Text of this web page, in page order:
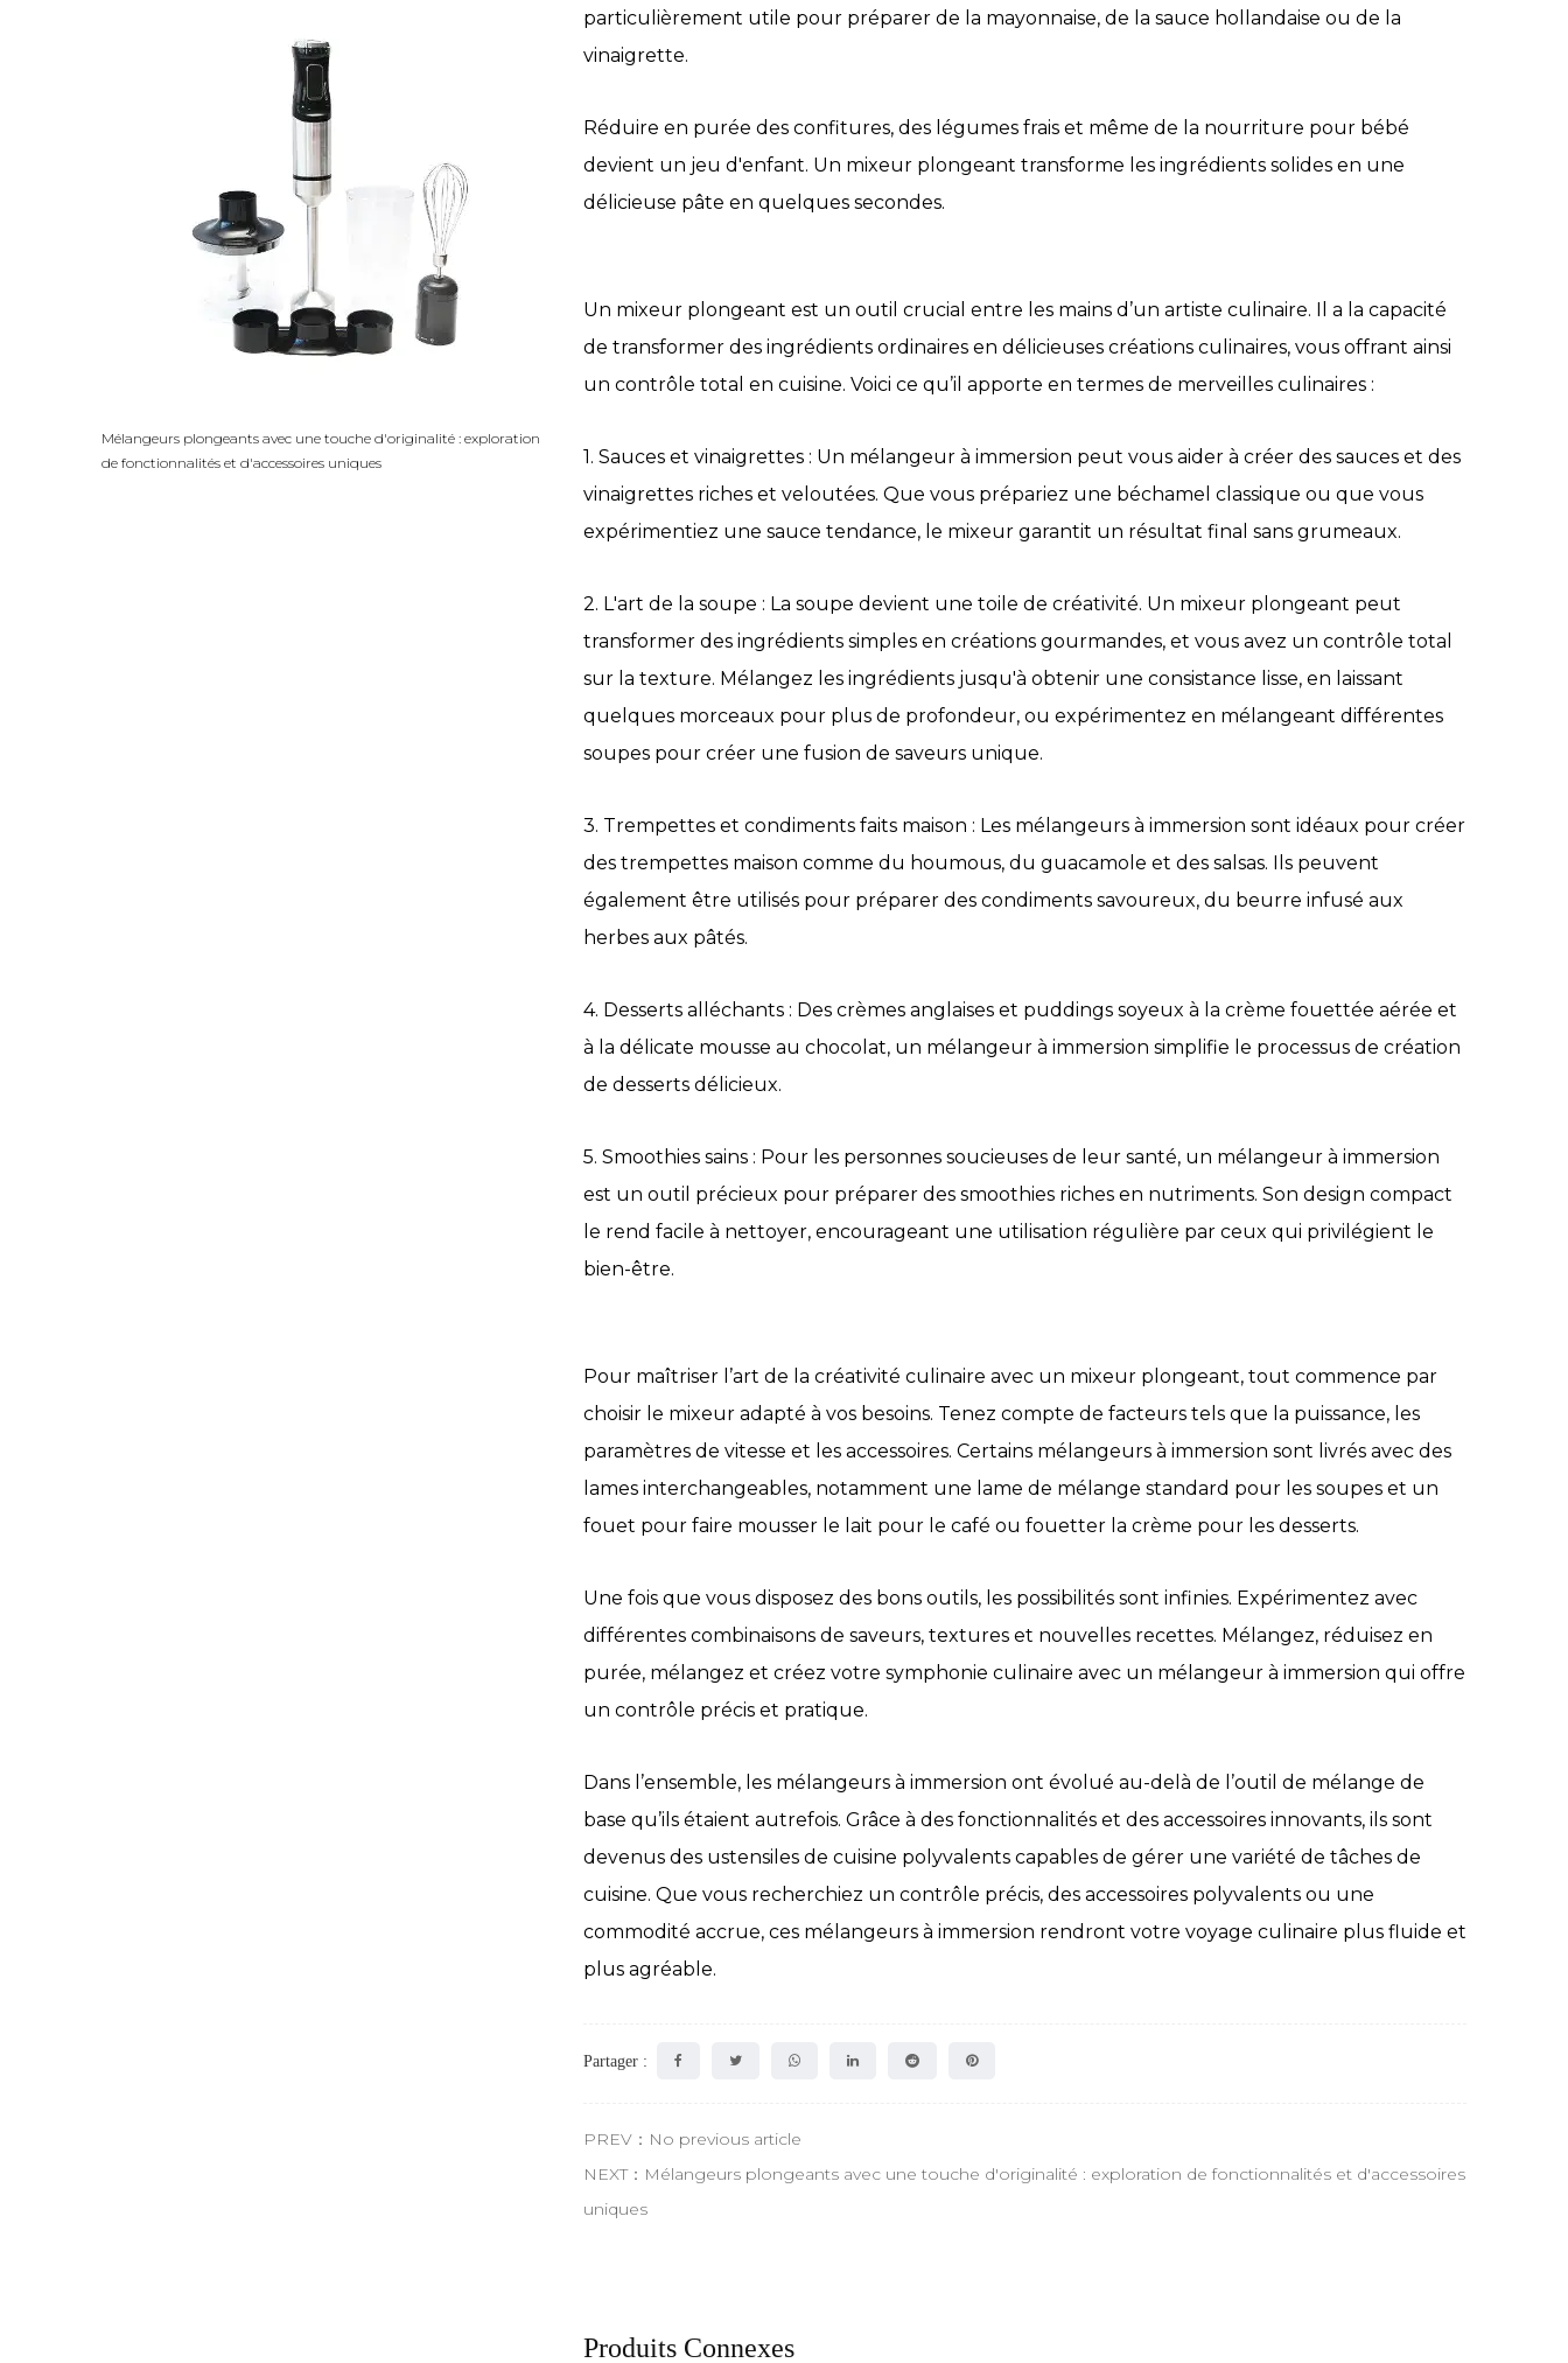
Mélangeurs plongeants avec une touche d'originalité : exploration
de fonctionnalités et d'accessoires uniques
particulièrement utile pour préparer de la mayonnaise, de la sauce hollandaise ou de la
vinaigrette.
Réduire en purée des confitures, des légumes frais et même de la nourriture pour bébé
devient un jeu d'enfant. Un mixeur plongeant transforme les ingrédients solides en une
délicieuse pâte en quelques secondes.
Un mixeur plongeant est un outil crucial entre les mains d’un artiste culinaire. Il a la capacité
de transformer des ingrédients ordinaires en délicieuses créations culinaires, vous offrant ainsi
un contrôle total en cuisine. Voici ce qu’il apporte en termes de merveilles culinaires :
1. Sauces et vinaigrettes : Un mélangeur à immersion peut vous aider à créer des sauces et des
vinaigrettes riches et veloutées. Que vous prépariez une béchamel classique ou que vous
expérimentiez une sauce tendance, le mixeur garantit un résultat final sans grumeaux.
2. L'art de la soupe : La soupe devient une toile de créativité. Un mixeur plongeant peut
transformer des ingrédients simples en créations gourmandes, et vous avez un contrôle total
sur la texture. Mélangez les ingrédients jusqu'à obtenir une consistance lisse, en laissant
quelques morceaux pour plus de profondeur, ou expérimentez en mélangeant différentes
soupes pour créer une fusion de saveurs unique.
3. Trempettes et condiments faits maison : Les mélangeurs à immersion sont idéaux pour créer
des trempettes maison comme du houmous, du guacamole et des salsas. Ils peuvent
également être utilisés pour préparer des condiments savoureux, du beurre infusé aux
herbes aux pâtés.
4. Desserts alléchants : Des crèmes anglaises et puddings soyeux à la crème fouettée aérée et
à la délicate mousse au chocolat, un mélangeur à immersion simplifie le processus de création
de desserts délicieux.
5. Smoothies sains : Pour les personnes soucieuses de leur santé, un mélangeur à immersion
est un outil précieux pour préparer des smoothies riches en nutriments. Son design compact
le rend facile à nettoyer, encourageant une utilisation régulière par ceux qui privilégient le
bien-être.
Pour maîtriser l’art de la créativité culinaire avec un mixeur plongeant, tout commence par
choisir le mixeur adapté à vos besoins. Tenez compte de facteurs tels que la puissance, les
paramètres de vitesse et les accessoires. Certains mélangeurs à immersion sont livrés avec des
lames interchangeables, notamment une lame de mélange standard pour les soupes et un
fouet pour faire mousser le lait pour le café ou fouetter la crème pour les desserts.
Une fois que vous disposez des bons outils, les possibilités sont infinies. Expérimentez avec
différentes combinaisons de saveurs, textures et nouvelles recettes. Mélangez, réduisez en
purée, mélangez et créez votre symphonie culinaire avec un mélangeur à immersion qui offre
un contrôle précis et pratique.
Dans l’ensemble, les mélangeurs à immersion ont évolué au-delà de l’outil de mélange de
base qu’ils étaient autrefois. Grâce à des fonctionnalités et des accessoires innovants, ils sont
devenus des ustensiles de cuisine polyvalents capables de gérer une variété de tâches de
cuisine. Que vous recherchiez un contrôle précis, des accessoires polyvalents ou une
commodité accrue, ces mélangeurs à immersion rendront votre voyage culinaire plus fluide et
plus agréable.
Partager :
PREV：No previous article
NEXT：Mélangeurs plongeants avec une touche d'originalité : exploration de fonctionnalités et d'accessoires
uniques
Produits Connexes